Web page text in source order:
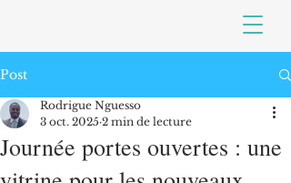
Post
Journée portes ouvertes : une
Rodrigue Nguesso
3 oct. 2025 2 min de lecture